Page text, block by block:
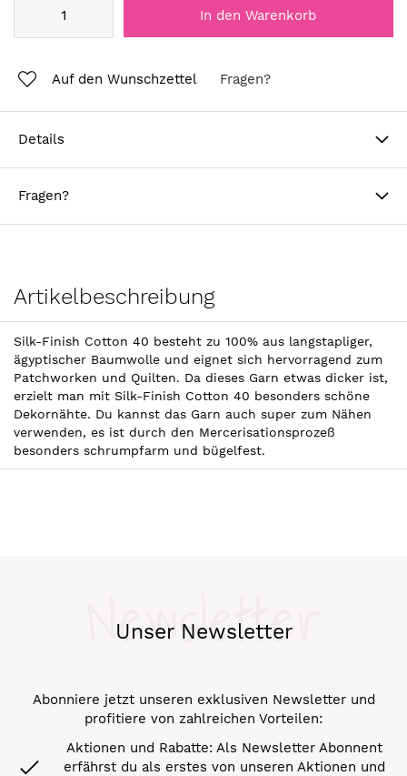
In den Warenkorb
Auf den Wunschzettel Fragen?
Details
Fragen?
Artikelbeschreibung
Silk-Finish Cotton 40 besteht zu 100% aus langstapliger,
ägyptischer Baumwolle und eignet sich hervorragend zum
Patchworken und Quilten. Da dieses Garn etwas dicker ist,
erzielt man mit Silk-Finish Cotton 40 besonders schöne
Dekornähte. Du kannst das Garn auch super zum Nähen
verwenden, es ist durch den Mercerisationsprozeß
besonders schrumpfarm und bügelfest.
Unser Newsletter
Newsletter
Abonniere jetzt unseren exklusiven Newsletter und
profitiere von zahlreichen Vorteilen:
Aktionen und Rabatte: Als Newsletter Abonnent
erfährst du als erstes von unseren Aktionen und